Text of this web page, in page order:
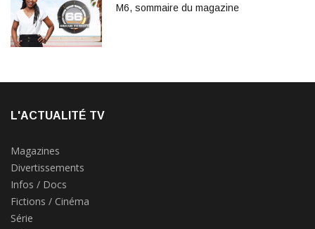
M6, sommaire du magazine
L'ACTUALITÉ TV
Magazines
Divertissements
Infos / Docs
Fictions / Cinéma
Série